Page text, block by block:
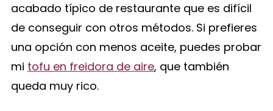
acabado típico de restaurante que es difícil
de conseguir con otros métodos. Si prefieres
una opción con menos aceite, puedes probar
mi tofu en freidora de aire, que también
queda muy rico.